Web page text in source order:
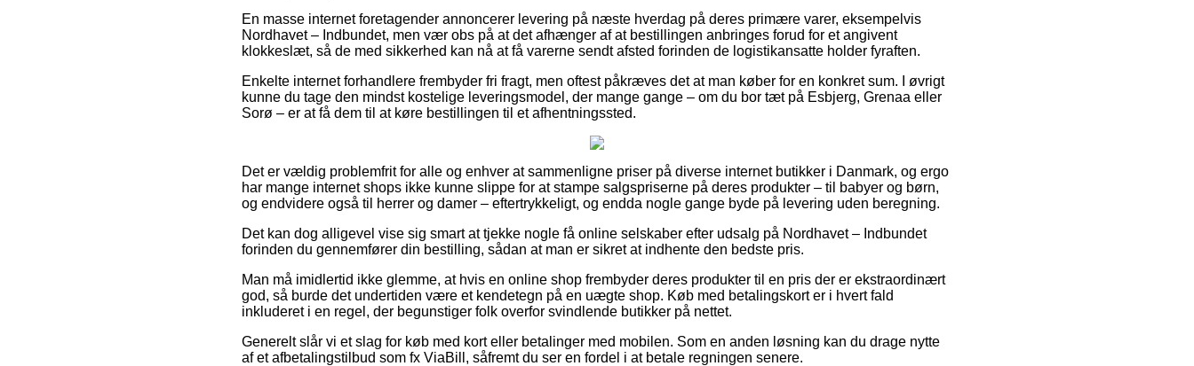
En masse internet foretagender annoncerer levering på næste hverdag på deres primære varer, eksempelvis
Nordhavet – Indbundet, men vær obs på at det afhænger af at bestillingen anbringes forud for et angivent
klokkeslæt, så de med sikkerhed kan nå at få varerne sendt afsted forinden de logistikansatte holder fyraften.
Enkelte internet forhandlere frembyder fri fragt, men oftest påkræves det at man køber for en konkret sum. I øvrigt
kunne du tage den mindst kostelige leveringsmodel, der mange gange – om du bor tæt på Esbjerg, Grenaa eller
Sorø – er at få dem til at køre bestillingen til et afhentningssted.
Det er vældig problemfrit for alle og enhver at sammenligne priser på diverse internet butikker i Danmark, og ergo
har mange internet shops ikke kunne slippe for at stampe salgspriserne på deres produkter – til babyer og børn,
og endvidere også til herrer og damer – eftertrykkeligt, og endda nogle gange byde på levering uden beregning.
Det kan dog alligevel vise sig smart at tjekke nogle få online selskaber efter udsalg på Nordhavet – Indbundet
forinden du gennemfører din bestilling, sådan at man er sikret at indhente den bedste pris.
Man må imidlertid ikke glemme, at hvis en online shop frembyder deres produkter til en pris der er ekstraordinært
god, så burde det undertiden være et kendetegn på en uægte shop. Køb med betalingskort er i hvert fald
inkluderet i en regel, der begunstiger folk overfor svindlende butikker på nettet.
Generelt slår vi et slag for køb med kort eller betalinger med mobilen. Som en anden løsning kan du drage nytte
af et afbetalingstilbud som fx ViaBill, såfremt du ser en fordel i at betale regningen senere.